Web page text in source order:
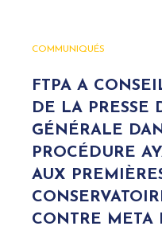
COMMUNIQUÉS
FTPA A
DE LA PRESSE
GÉNÉRALE
PROCÉDURE
AUX
CONTRE META